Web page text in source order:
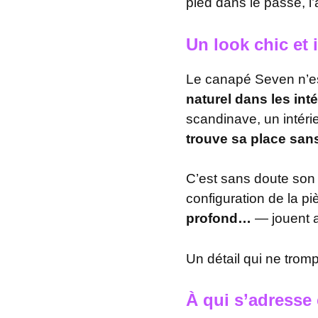
Un look chic et
Le canapé Seven
naturel dans les
scandinave, un
trouve sa place
C’est sans doute
configuration de la
profond… — jouent
Un détail qui ne
À qui